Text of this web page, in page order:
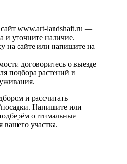
www.art-landshaft.ru —
и уточните наличие.
на сайте или напишите на
.
договоритесь о выезде
подбора растений и
и рассчитать
посадки. Напишите или
оптимальные
вашего участка.